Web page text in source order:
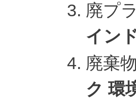
廃プ
イン
廃棄
ク 環